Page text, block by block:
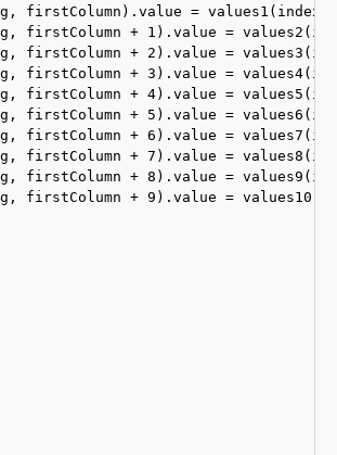
firstColumn).value = values1(index1)
firstColumn + 1).value =
firstColumn + 2).value =
firstColumn + 3).value =
firstColumn + 4).value =
firstColumn + 5).value =
firstColumn + 6).value =
firstColumn + 7).value =
firstColumn + 8).value =
firstColumn + 9).value =